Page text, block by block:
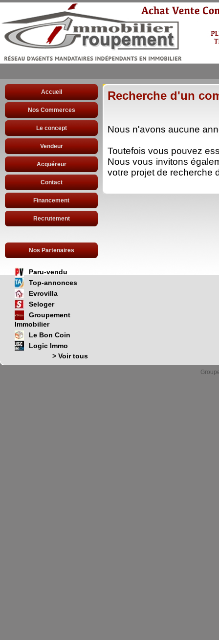
Accueil
Nos Commerces
Le concept
Vendeur
Acquéreur
Contact
Financement
Recrutement
Nos Partenaires
Paru-vendu
Top-annonces
Evrovilla
Seloger
Groupement
Immobilier
Le Bon Coin
Logic Immo
> Voir tous
Recherche d'un
Nous n'avons aucune
Toutefois vous pouvez
Nous vous invitons
votre projet de recherche